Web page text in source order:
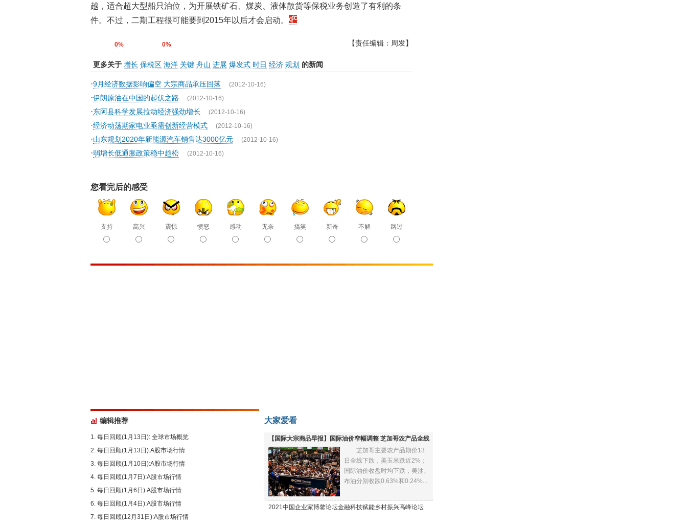
越，适合超大型船只泊位，为开展铁矿石、煤炭、液体散货等保税业务创造了有利的条
件。不过，二期工程很可能要到2015年以后才会启动。
0% 0% 【责任编辑：周发】
更多关于 增长 保税区 海洋 关键 舟山 进展 爆发式 时日 经济 规划 的新闻
·9月经济数据影响偏空 大宗商品承压回落 (2012-10-16)
·伊朗原油在中国的起伏之路 (2012-10-16)
·东阿县科学发展拉动经济强劲增长 (2012-10-16)
·经济动荡期家电业亟需创新经营模式 (2012-10-16)
·山东规划2020年新能源汽车销售达3000亿元 (2012-10-16)
·弱增长低通胀政策稳中趋松 (2012-10-16)
您看完后的感受
支持 高兴 震惊 愤怒 感动 无奈 搞笑 新奇 不解 路过
编辑推荐
每日回顾(1月13日): 全球市场概览
每日回顾(1月13日):A股市场行情
每日回顾(1月10日):A股市场行情
每日回顾(1月7日):A股市场行情
每日回顾(1月6日):A股市场行情
每日回顾(1月4日):A股市场行情
每日回顾(12月31日):A股市场行情
大家爱看
【国际大宗商品早报】国际油价窄幅调整 芝加哥农产品全线
下跌
芝加哥主要农产品期价13
日全线下跌，美玉米跌近2%；
国际油价收盘时均下跌，美油、
布油分别收跌0.63%和0.24%...
2021中国企业家博鳌论坛金融科技赋能乡村振兴高峰论坛